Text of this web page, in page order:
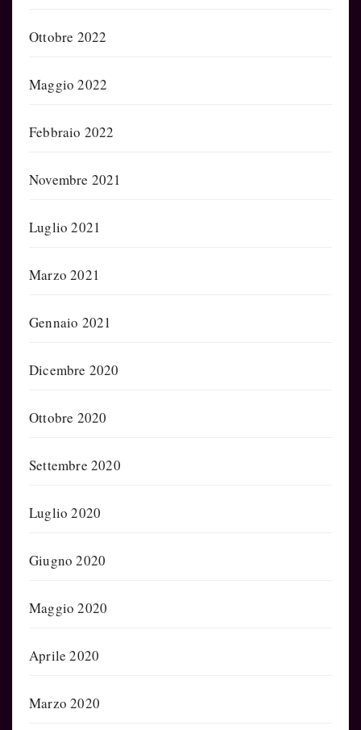
Ottobre 2022
Maggio 2022
Febbraio 2022
Novembre 2021
Luglio 2021
Marzo 2021
Gennaio 2021
Dicembre 2020
Ottobre 2020
Settembre 2020
Luglio 2020
Giugno 2020
Maggio 2020
Aprile 2020
Marzo 2020